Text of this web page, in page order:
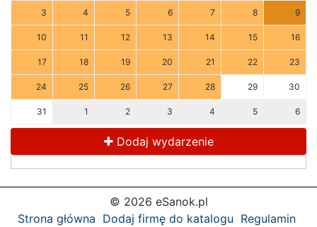
3 4 5 6 7 8 9
10 11 12 13 14 15 16
17 18 19 20 21 22 23
24 25 26 27 28 29 30
31 1 2 3 4 5 6
Dodaj wydarzenie
© 2026 eSanok.pl
Strona główna Dodaj firmę do katalogu Regulamin